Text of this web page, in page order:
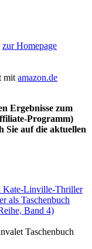
zur Homepage
mit amazon.de
Ergebnisse zum
Programm)
Sie auf die aktuellen
Kate-Linville-Thriller
als Taschenbuch
Band 4)
Taschenbuch